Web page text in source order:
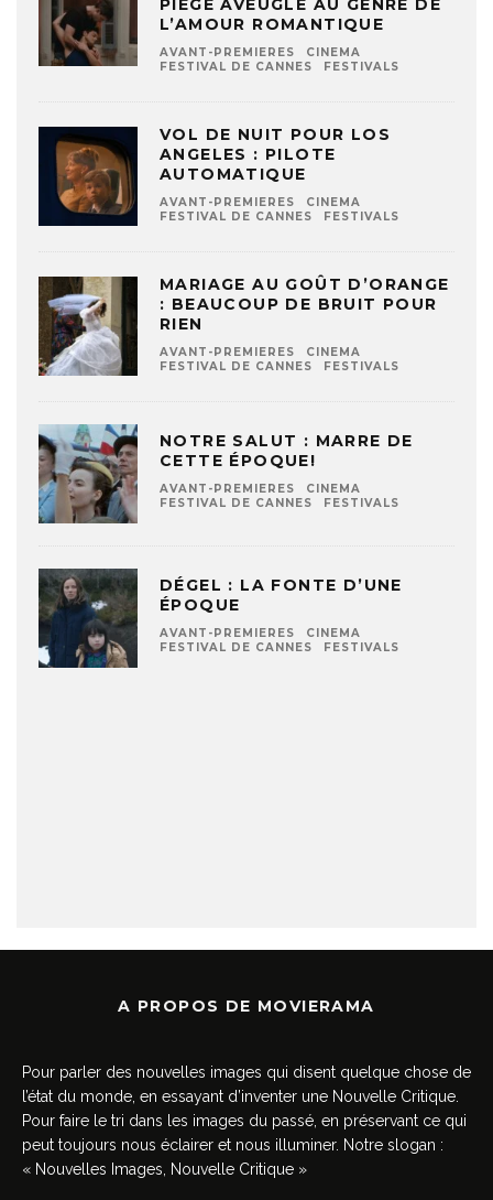
PIÈGE AVEUGLE AU GENRE DE
L’AMOUR ROMANTIQUE
AVANT-PREMIERES
CINEMA
FESTIVAL DE CANNES
FESTIVALS
VOL DE NUIT POUR LOS
ANGELES : PILOTE
AUTOMATIQUE
AVANT-PREMIERES
CINEMA
FESTIVAL DE CANNES
FESTIVALS
MARIAGE AU GOÛT D’ORANGE
: BEAUCOUP DE BRUIT POUR
RIEN
AVANT-PREMIERES
CINEMA
FESTIVAL DE CANNES
FESTIVALS
NOTRE SALUT : MARRE DE
CETTE ÉPOQUE!
AVANT-PREMIERES
CINEMA
FESTIVAL DE CANNES
FESTIVALS
DÉGEL : LA FONTE D’UNE
ÉPOQUE
AVANT-PREMIERES
CINEMA
FESTIVAL DE CANNES
FESTIVALS
A PROPOS DE MOVIERAMA
Pour parler des nouvelles images qui disent quelque chose de
l’état du monde, en essayant d’inventer une Nouvelle Critique.
Pour faire le tri dans les images du passé, en préservant ce qui
peut toujours nous éclairer et nous illuminer. Notre slogan :
« Nouvelles Images, Nouvelle Critique »